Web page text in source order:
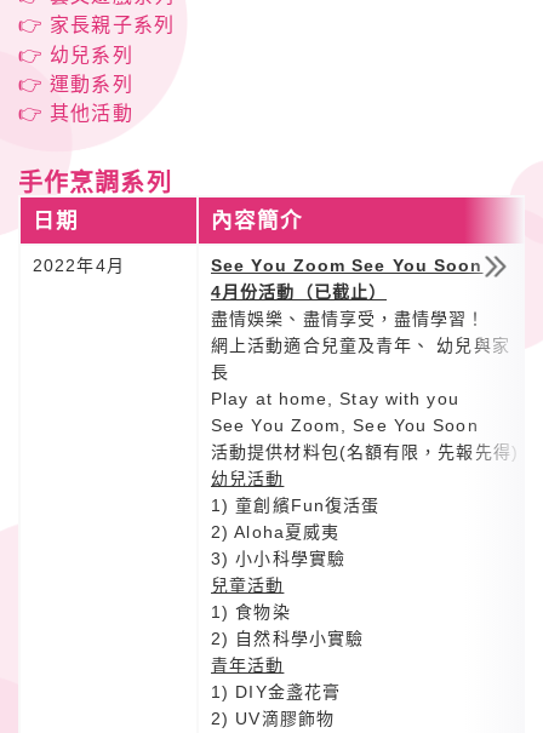
👉 家長親子系列
👉 幼兒系列
👉 運動系列
👉 其他活動
手作烹調系列
日期 內容簡介
2022年4月
See You Zoom See You Soon
4月份活動（已截止）
盡情娛樂、盡情享受，盡情學習！
網上活動適合兒童及青年、 幼兒與家
長
Play at home, Stay with you
See You Zoom, See You Soon
活動提供材料包(名額有限，先報先得)
幼兒活動
1) 童創繽Fun復活蛋
2) Aloha夏威夷
3) 小小科學實驗
兒童活動
1) 食物染
2) 自然科學小實驗
青年活動
1) DIY金盞花膏
2) UV滴膠飾物